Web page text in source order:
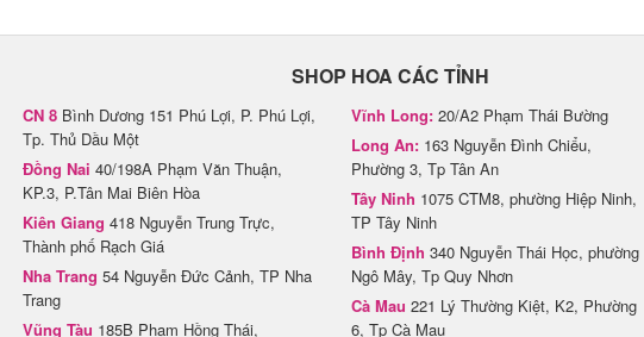
SHOP HOA CÁC TỈNH
CN 8 Bình Dương 151 Phú Lợi, P. Phú Lợi,
Tp. Thủ Dầu Một
Đồng Nai 40/198A Phạm Văn Thuận,
KP.3, P.Tân Mai Biên Hòa
Kiên Giang 418 Nguyễn Trung Trực,
Thành phố Rạch Giá
Nha Trang 54 Nguyễn Đức Cảnh, TP Nha
Trang
Vũng Tàu 185B Phạm Hồng Thái,
Vĩnh Long: 20/A2 Phạm Thái Bường
Long An: 163 Nguyễn Đình Chiểu,
Phường 3, Tp Tân An
Tây Ninh 1075 CTM8, phường Hiệp Ninh,
TP Tây Ninh
Bình Định 340 Nguyễn Thái Học, phường
Ngô Mây, Tp Quy Nhơn
Cà Mau 221 Lý Thường Kiệt, K2, Phường
6, Tp Cà Mau